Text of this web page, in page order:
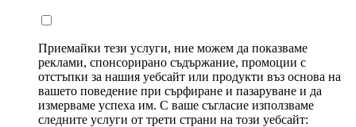
Приемайки тези услуги, ние можем да показваме
реклами, спонсорирано съдържание, промоции с
отстъпки за нашия уебсайт или продукти въз основа на
вашето поведение при сърфиране и пазаруване и да
измерваме успеха им. С ваше съгласие използваме
следните услуги от трети страни на този уебсайт: